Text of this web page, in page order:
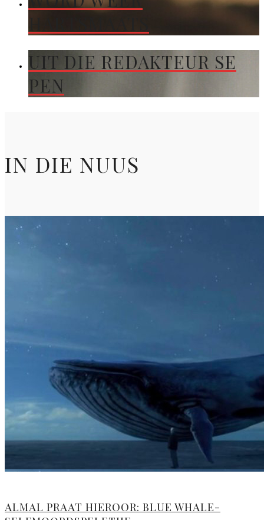
UIT DIE REDAKTEUR SE
PEN
IN DIE NUUS
ALMAL PRAAT HIEROOR: BLUE WHALE-